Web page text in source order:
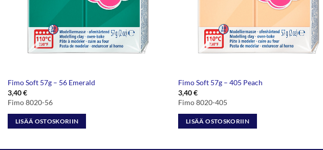
Fimo Soft 57g – 56 Emerald
3,40€
Fimo 8020-56
LISÄÄ OSTOSKORIIN
Fimo Soft 57g – 405 Peach
3,40€
Fimo 8020-405
LISÄÄ OSTOSKORIIN